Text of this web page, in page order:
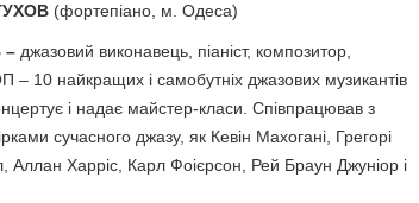
(фортепіано, м. Одеса)
– джазовий виконавець, піаніст, композитор,
– 10 найкращих і самобутніх джазових музикантів
і надає майстер-класи. Співпрацював з
сучасного джазу, як Кевін Махогані, Грегорі
Харріс, Карл Фоієрсон, Рей Браун Джуніор і